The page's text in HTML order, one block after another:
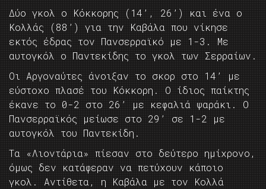
Δύο γκολ ο Κόκκορης (14’, 26’) και ένα ο
Κολλάς (88’) για την Καβάλα που νίκησε
εκτός έδρας τον Πανσερραϊκό με 1-3. Με
αυτογκόλ ο Παντεκίδης το γκολ των Σερραίων.
Οι Αργοναύτες άνοιξαν το σκορ στο 14’ με
εύστοχο πλασέ του Κόκκορη. Ο ίδιος παίκτης
έκανε το 0-2 στο 26’ με κεφαλιά ψαράκι. Ο
Πανσερραϊκός μείωσε στο 29’ σε 1-2 με
αυτογκόλ του Παντεκίδη.
Τα «Λιοντάρια» πίεσαν στο δεύτερο ημίχρονο,
όμως δεν κατάφεραν να πετύχουν κάποιο
γκολ. Αντίθετα, η Καβάλα με τον Κολλά